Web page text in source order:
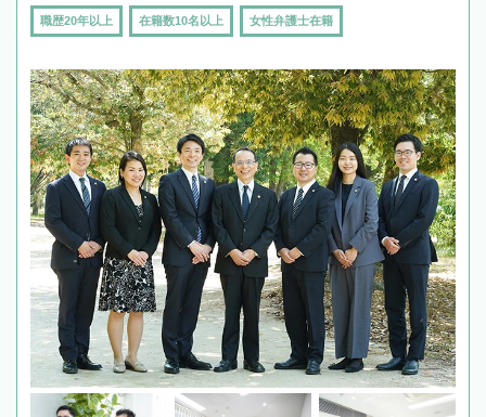
職歴20年以上 在籍数10名以上 女性弁護士在籍